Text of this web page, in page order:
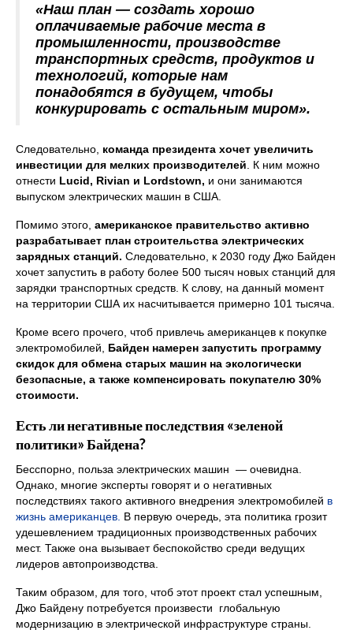
«Наш план — создать хорошо
оплачиваемые рабочие места в
промышленности, производстве
транспортных средств, продуктов и
технологий, которые нам
понадобятся в будущем, чтобы
конкурировать с остальным миром».
Следовательно, команда президента хочет увеличить
инвестиции для мелких производителей . К ним можно
отнести Lucid, Rivian и Lordstown, и они занимаются
выпуском электрических машин в США.
Помимо этого, американское правительство активно
разрабатывает план строительства электрических
зарядных станций. Следовательно, к 2030 году Джо Байден
хочет запустить в работу более 500 тысяч новых станций для
зарядки транспортных средств. К слову, на данный момент
на территории США их насчитывается примерно 101 тысяча.
Кроме всего прочего, чтоб привлечь американцев к покупке
электромобилей, Байден намерен запустить программу
скидок для обмена старых машин на экологически
безопасные, а также компенсировать покупателю 30%
стоимости.
Есть ли негативные последствия «зеленой
политики» Байдена?
Бесспорно, польза электрических машин — очевидна.
Однако, многие эксперты говорят и о негативных
последствиях такого активного внедрения электромобилей в
жизнь американцев. В первую очередь, эта политика грозит
удешевлением традиционных производственных рабочих
мест. Также она вызывает беспокойство среди ведущих
лидеров автопроизводства.
Таким образом, для того, чтоб этот проект стал успешным,
Джо Байдену потребуется произвести глобальную
модернизацию в электрической инфраструктуре страны.